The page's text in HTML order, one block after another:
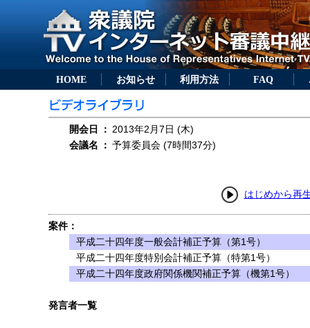
HOME お知らせ 利用方法 FAQ
開会日 ： 2013年2月7日 (木)
会議名
： 予算委員会 (7時間37分)
はじめから再
案件：
平成二十四年度一般会計補正予算（第1号）
平成二十四年度特別会計補正予算（特第1号）
平成二十四年度政府関係機関補正予算（機第1号）
発言者一覧